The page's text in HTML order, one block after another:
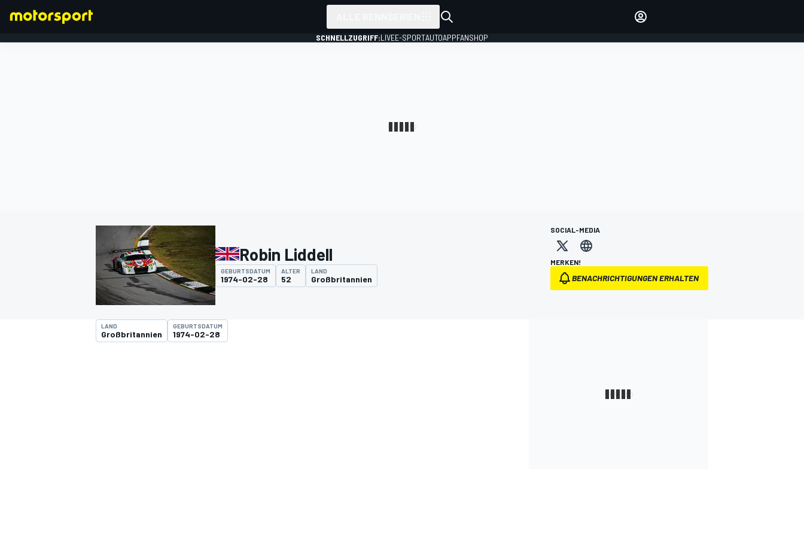
EINLOGGEN
SCHNELLZUGRIFF:LIVEE-SPORTAUTOAPPFANSHOP
Robin Liddell
GEBURTSDATUM
1974-02-28
ALTER
52
LAND
Großbritannien
SOCIAL-MEDIA
MERKEN!
BENACHRICHTIGUNGEN ERHALTEN
LAND
Großbritannien
GEBURTSDATUM
1974-02-28